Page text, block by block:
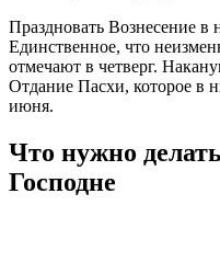
Праздновать Вознесение
Единственное, что
отмечают в четверг.
Отдание Пасхи, которое в
июня.
Что нужно
Господне